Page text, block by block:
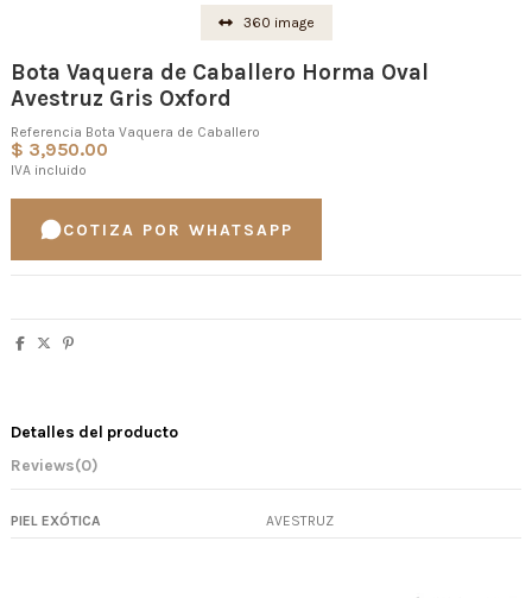
360 image
Bota Vaquera de Caballero Horma Oval
Avestruz Gris Oxford
Referencia Bota Vaquera de Caballero
$ 3,950.00
IVA incluido
COTIZA POR WHATSAPP
Detalles del producto
Reviews(0)
PIEL EXÓTICA AVESTRUZ